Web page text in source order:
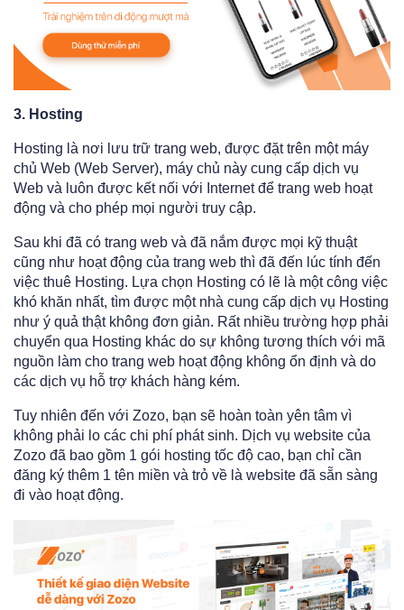
3. Hosting
Hosting là nơi lưu trữ trang web, được đặt trên một máy
chủ Web (Web Server), máy chủ này cung cấp dịch vụ
Web và luôn được kết nối với Internet để trang web hoạt
động và cho phép mọi người truy cập.
Sau khi đã có trang web và đã nắm được mọi kỹ thuật
cũng như hoạt động của trang web thì đã đến lúc tính đến
việc thuê Hosting. Lựa chọn Hosting có lẽ là một công việc
khó khăn nhất, tìm được một nhà cung cấp dịch vụ Hosting
như ý quả thật không đơn giản. Rất nhiều trường hợp phải
chuyển qua Hosting khác do sự không tương thích với mã
nguồn làm cho trang web hoạt động không ổn định và do
các dịch vụ hỗ trợ khách hàng kém.
Tuy nhiên đến với Zozo, bạn sẽ hoàn toàn yên tâm vì
không phải lo các chi phí phát sinh. Dịch vụ website của
Zozo đã bao gồm 1 gói hosting tốc độ cao, bạn chỉ cần
đăng ký thêm 1 tên miền và trỏ về là website đã sẵn sàng
đi vào hoạt động.